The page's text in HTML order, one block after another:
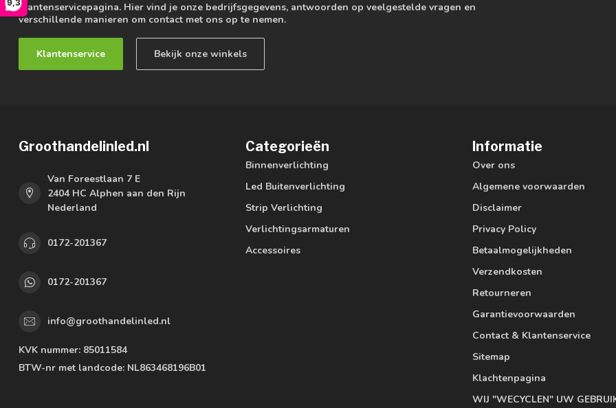
9,3klantenservicepagina. Hier vind je onze bedrijfsgegevens, antwoorden op veelgestelde vragen en
verschillende manieren om contact met ons op te nemen.
Klantenservice Bekijk onze winkels
Groothandelinled.nl
Van Foreestlaan 7 E
2404 HC Alphen aan den Rijn
Nederland
0172-201367
0172-201367
info@groothandelinled.nl
KVK nummer: 85011584
BTW-nr met landcode: NL863468196B01
Categorieën
Binnenverlichting
Led Buitenverlichting
Strip Verlichting
Verlichtingsarmaturen
Accessoires
Informatie
Over ons
Algemene voorwaarden
Disclaimer
Privacy Policy
Betaalmogelijkheden
Verzendkosten
Retourneren
Garantievoorwaarden
Contact & Klantenservice
Sitemap
Klachtenpagina
WIJ "WECYCLEN" UW